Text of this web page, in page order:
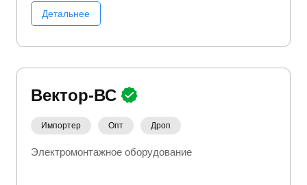
Детальнее
Вектор-ВС
Импортер Опт Дроп
Электромонтажное оборудование